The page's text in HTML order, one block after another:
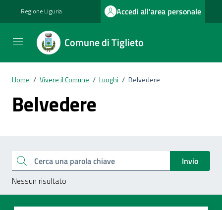
Regione Liguria Accedi all'area personale
Comune di Tiglieto
Home / Vivere il Comune / Luoghi / Belvedere
Belvedere
Esplora tutti i documenti
Cerca una parola chiave
Invio
Nessun risultato